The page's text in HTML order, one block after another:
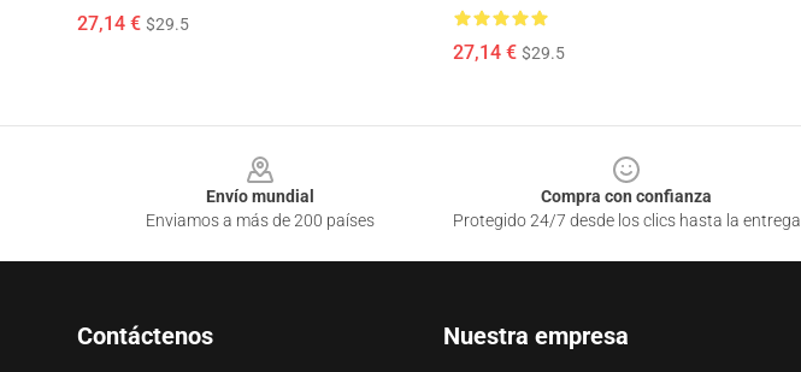
27,14 € $29.5
27,14 € $29.5
Envío mundial
Enviamos a más de 200 países
Compra con confianza
Protegido 24/7 desde los clics hasta la entrega
Contáctenos Nuestra empresa